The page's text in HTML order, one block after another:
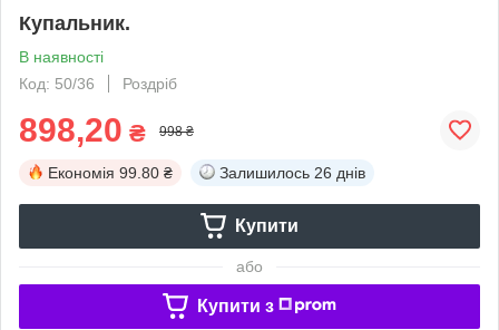
Купальник.
В наявності
Код: 50/36
Роздріб
898,20 ₴ 998 ₴
Економія 99.80 ₴ Залишилось 26 днів
Купити
або
Купити з